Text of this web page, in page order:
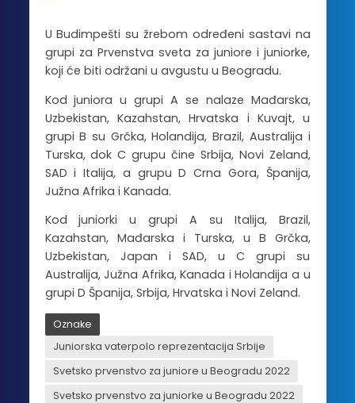
U Budimpešti su žrebom određeni sastavi na
grupi za Prvenstva sveta za juniore i juniorke,
koji će biti održani u avgustu u Beogradu.
Kod juniora u grupi A se nalaze Mađarska,
Uzbekistan, Kazahstan, Hrvatska i Kuvajt, u
grupi B su Grčka, Holandija, Brazil, Australija i
Turska, dok C grupu čine Srbija, Novi Zeland,
SAD i Italija, a grupu D Crna Gora, Španija,
Južna Afrika i Kanada.
Kod juniorki u grupi A su Italija, Brazil,
Kazahstan, Mađarska i Turska, u B Grčka,
Uzbekistan, Japan i SAD, u C grupi su
Australija, Južna Afrika, Kanada i Holandija a u
grupi D Španija, Srbija, Hrvatska i Novi Zeland.
Oznake
Juniorska vaterpolo reprezentacija Srbije
Svetsko prvenstvo za juniore u Beogradu 2022
Svetsko prvenstvo za juniorke u Beogradu 2022